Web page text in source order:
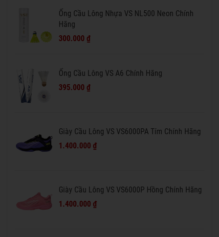
Ống Cầu Lông Nhựa VS NL500 Neon Chính
Hãng
300.000 ₫
Ống Cầu Lông VS A6 Chính Hãng
395.000 ₫
Giày Cầu Lông VS VS6000PA Tím Chính Hãng
1.400.000 ₫
Giày Cầu Lông VS VS6000P Hồng Chính Hãng
1.400.000 ₫